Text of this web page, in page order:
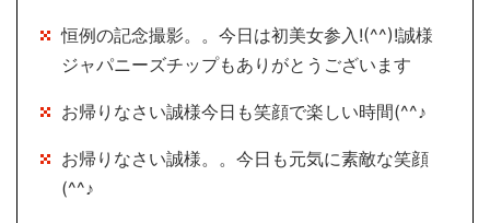
恒例の記念撮影。。今日は初美女参入!(^^)!誠様
ジャパニーズチップもありがとうございます
お帰りなさい誠様今日も笑顔で楽しい時間(^^♪
お帰りなさい誠様。。今日も元気に素敵な笑顔
(^^♪